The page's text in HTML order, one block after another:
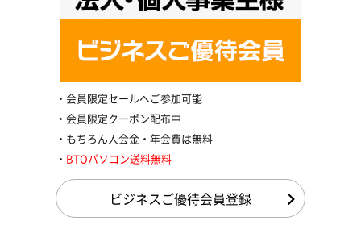
会員限定セールへご参加可能
会員限定クーポン配布中
もちろん入会金・年会費は無料
BTOパソコン送料無料
ビジネスご優待会員登録